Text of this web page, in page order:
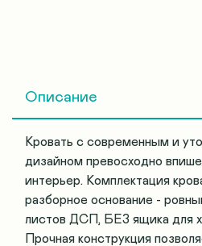
Описание
Кровать с современным и
дизайном превосходно
интерьер. Комплектация
разборное основание -
листов ДСП, БЕЗ ящика для
Прочная конструкция